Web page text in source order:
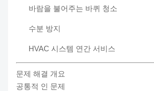
바람을 불어주는 바퀴 청소
수분 방지
HVAC 시스템 연간 서비스
문제 해결 개요
공통적 인 문제